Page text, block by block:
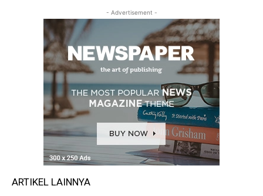
- Advertisement -
ARTIKEL LAINNYA